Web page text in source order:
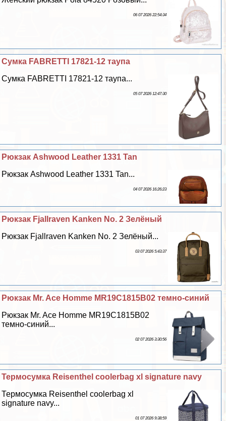
06 07 2026 22:54:34
Сумка FABRETTI 17821-12 таупа
Сумка FABRETTI 17821-12 таупа...
05 07 2026 12:47:30
Рюкзак Ashwood Leather 1331 Tan
Рюкзак Ashwood Leather 1331 Tan...
04 07 2026 16:26:23
Рюкзак Fjallraven Kanken No. 2 Зелёный
Рюкзак Fjallraven Kanken No. 2 Зелёный...
03 07 2026 5:43:37
Рюкзак Mr. Ace Homme MR19C1815B02 темно-синий
Рюкзак Mr. Ace Homme MR19C1815B02
темно-синий...
02 07 2026 3:30:56
Термосумка Reisenthel coolerbag xl signature navy
Термосумка Reisenthel coolerbag xl
signature navy...
01 07 2026 9:38:59